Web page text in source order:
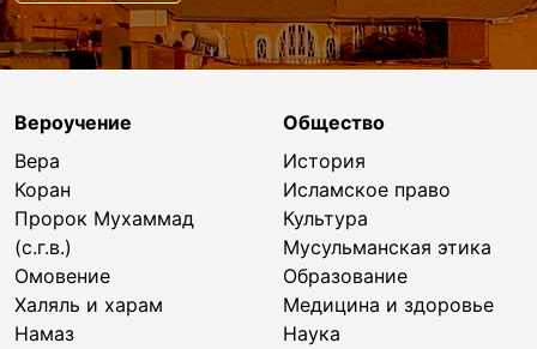
Вероучение
Вера
Коран
Пророк Мухаммад
(с.г.в.)
Омовение
Халяль и харам
Намаз
Общество
История
Исламское право
Культура
Мусульманская этика
Образование
Медицина и здоровье
Наука